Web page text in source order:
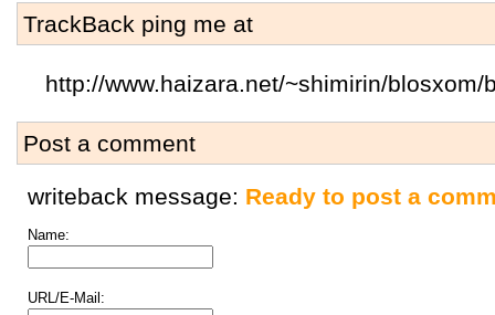
TrackBack ping me at
http://www.haizara.net/~shimirin/
Post a comment
writeback message: Ready to post a
Name:
URL/E-Mail: